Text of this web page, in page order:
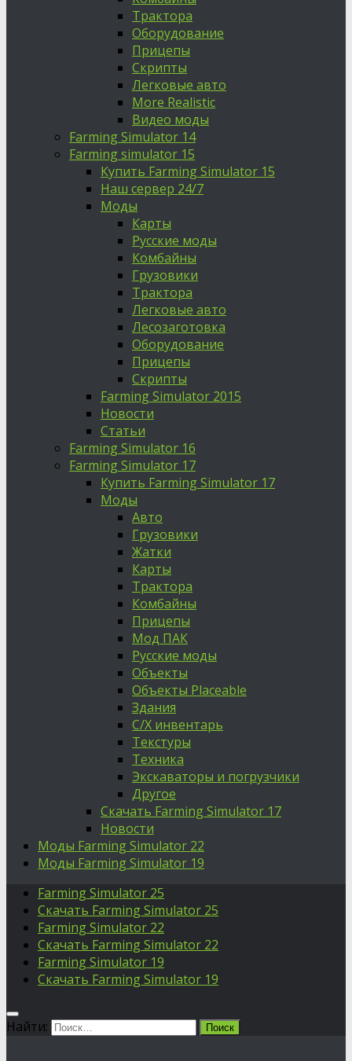
Трактора
Оборудование
Прицепы
Скрипты
Легковые авто
More Realistic
Видео моды
Farming Simulator 14
Farming simulator 15
Купить Farming Simulator 15
Наш сервер 24/7
Моды
Карты
Русские моды
Комбайны
Грузовики
Трактора
Легковые авто
Лесозаготовка
Оборудование
Прицепы
Скрипты
Farming Simulator 2015
Новости
Статьи
Farming Simulator 16
Farming Simulator 17
Купить Farming Simulator 17
Моды
Авто
Грузовики
Жатки
Карты
Трактора
Комбайны
Прицепы
Мод ПАК
Русские моды
Объекты
Объекты Placeable
Здания
С/Х инвентарь
Текстуры
Техника
Экскаваторы и погрузчики
Другое
Скачать Farming Simulator 17
Новости
Моды Farming Simulator 22
Моды Farming Simulator 19
Farming Simulator 25
Скачать Farming Simulator 25
Farming Simulator 22
Скачать Farming Simulator 22
Farming Simulator 19
Скачать Farming Simulator 19
Найти: